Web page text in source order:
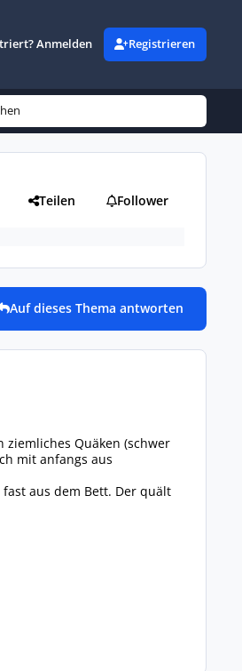
Anmelden Registrieren
Teilen Follower
Auf dieses Thema antworten
Quäken (schwer
mit anfangs aus
aus dem Bett. Der quält